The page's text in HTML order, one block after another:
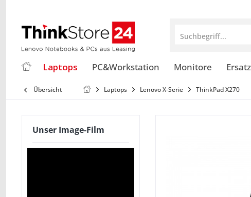
Suchbegriff...
Laptops PC&Workstation Monitore
Übersicht Laptops Lenovo X-Serie ThinkPad X270
Unser Image-Film